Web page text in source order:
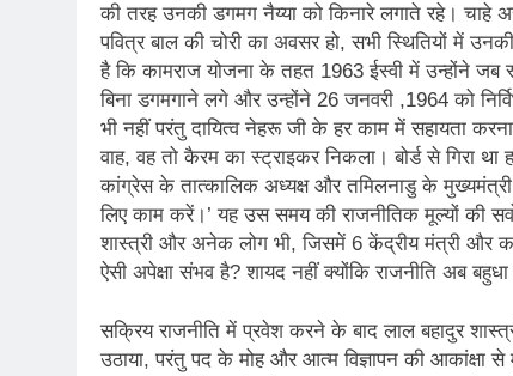
की तरह उनकी डगमग नैय्या को किनारे लगाते रहे। चाहे
पवित्र बाल की चोरी का अवसर हो, सभी स्थितियों में
है कि कामराज योजना के तहत 1963 ईस्वी में उन्होंने जब
बिना डगमगाने लगे और उन्होंने 26 जनवरी ,1964 को
भी नहीं परंतु दायित्व नेहरू जी के हर काम में सहायता
वाह, वह तो कैरम का स्ट्राइकर निकला। बोर्ड से गिरा
कांग्रेस के तात्कालिक अध्यक्ष और तमिलनाडु के
लिए काम करें।’ यह उस समय की राजनीतिक मूल्यों की
शास्त्री और अनेक लोग भी, जिसमें 6 केंद्रीय मंत्री और
ऐसी अपेक्षा संभव है? शायद नहीं क्योंकि राजनीति अब
सक्रिय राजनीति में प्रवेश करने के बाद लाल बहादुर
उठाया, परंतु पद के मोह और आत्म विज्ञापन की आकांक्षा